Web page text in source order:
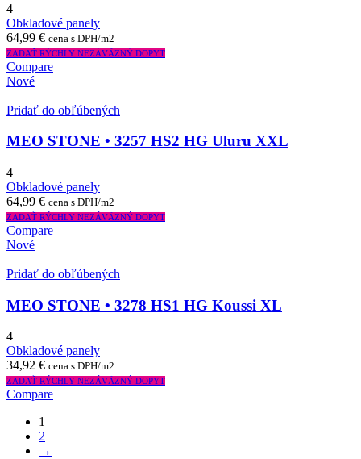
4
Obkladové panely
64,99 € cena s DPH/m2
ZADAŤ RÝCHLY NEZÁVÄZNÝ DOPYT
Compare
Nové
Pridať do obľúbených
MEO STONE • 3257 HS2 HG Uluru XXL
4
Obkladové panely
64,99 € cena s DPH/m2
ZADAŤ RÝCHLY NEZÁVÄZNÝ DOPYT
Compare
Nové
Pridať do obľúbených
MEO STONE • 3278 HS1 HG Koussi XL
4
Obkladové panely
34,92 € cena s DPH/m2
ZADAŤ RÝCHLY NEZÁVÄZNÝ DOPYT
Compare
1
2
→